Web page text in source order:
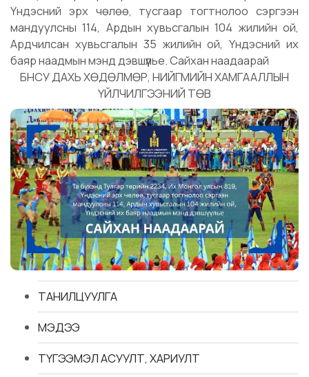
Үндэсний эрх чөлөө, тусгаар тогтнолоо сэргээн
мандуулсны 114, Ардын хувьсгалын 104 жилийн ой,
Ардчилсан хувьсгалын 35 жилийн ой, Үндэсний их
баяр наадмын мэнд дэвшүүлье. Сайхан наадаарай
БНСУ ДАХЬ ХӨДӨЛМӨР, НИЙГМИЙН ХАМГААЛЛЫН
ҮЙЛЧИЛГЭЭНИЙ ТӨВ
ТАНИЛЦУУЛГА
МЭДЭЭ
ТҮГЭЭМЭЛ АСУУЛТ, ХАРИУЛТ